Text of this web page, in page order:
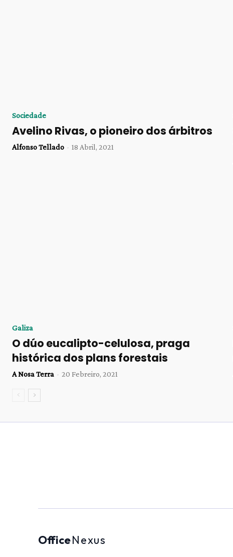
Sociedade
Avelino Rivas, o pioneiro dos árbitros
Alfonso Tellado - 18 Abril, 2021
Galiza
O dúo eucalipto-celulosa, praga
histórica dos plans forestais
A Nosa Terra - 20 Febreiro, 2021
OfficeNexus